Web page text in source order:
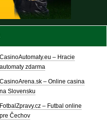
CasinoAutomaty.eu – Hracie
automaty zdarma
CasinoArena.sk – Online casina
na Slovensku
FotbalZpravy.cz – Futbal online
pre Čechov